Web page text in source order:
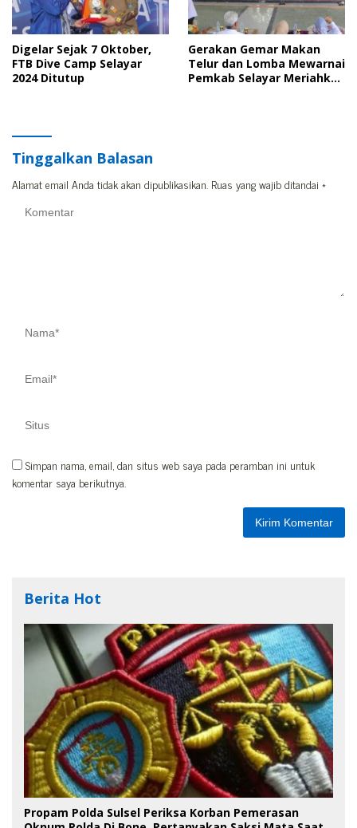
Digelar Sejak 7 Oktober,
FTB Dive Camp Selayar
2024 Ditutup
Gerakan Gemar Makan
Telur dan Lomba Mewarnai
Pemkab Selayar Meriahkan
Tinggalkan Balasan
Alamat email Anda tidak akan dipublikasikan. Ruas yang wajib ditandai *
Simpan nama, email, dan situs web saya pada peramban ini untuk
komentar saya berikutnya.
Berita Hot
Propam Polda Sulsel Periksa Korban Pemerasan